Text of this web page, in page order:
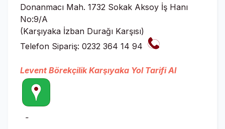
Donanmacı Mah. 1732 Sokak Aksoy İş Hanı
No:9/A
(Karşıyaka İzban Durağı Karşısı)
Telefon Sipariş: 0232 364 14 94
Levent Börekçilik Karşıyaka Yol Tarifi Al
-